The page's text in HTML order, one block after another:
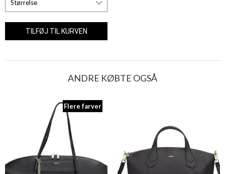
ANDRE KØBTE OGSÅ
Flere farver